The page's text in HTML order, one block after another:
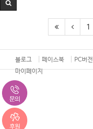
1
블로그 페이스북 PC버전
마이페이지